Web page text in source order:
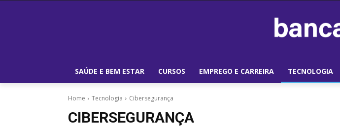
SAÚDE E BEM ESTAR CURSOS EMPREGO E CARREIRA TECNOLOGIA
Home Tecnologia Cibersegurança
CIBERSEGURANÇA